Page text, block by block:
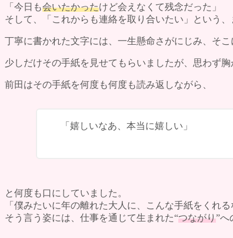
「今日も会いたかったけど会えなくて残念だった」
そして、「これからも連絡を取り合いたい」という、
丁寧に書かれた文字には、一生懸命さがにじみ、そ
少しだけその手紙を見せてもらいましたが、思わず
前田はその手紙を何度も何度も読み返しながら、
「嬉しいなあ、本当に嬉しい」
と何度も口にしていました。
「僕みたいに年の離れた大人に、こんな手紙をくれ
そう言う姿には、仕事を通じて生まれた“つながり”へ